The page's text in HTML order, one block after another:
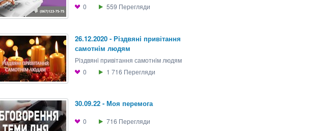
0
559 Перегляди
26.12.2020 - Рiздвянi привітання
самотнiм людям
Рiздвянi привітання самотнiм людям
0
1 716 Перегляди
30.09.22 - Моя перемога
0 716 Перегляди